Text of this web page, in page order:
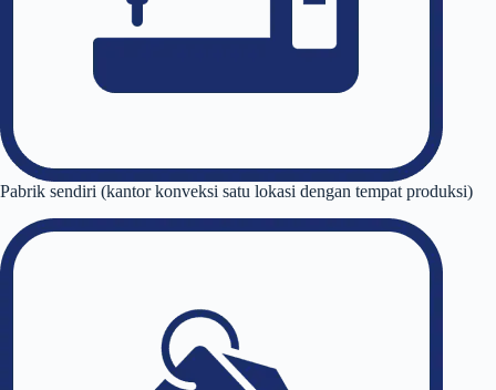
Pabrik sendiri (kantor konveksi satu lokasi dengan tempat produksi)